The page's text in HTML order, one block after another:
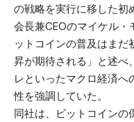
の戦略を実行に移した初
会長兼CEOのマイケル・
ットコインの普及はま
昇が期待される」と述べ
レといったマクロ経済
性を強調していた。
同社は、ビットコインの